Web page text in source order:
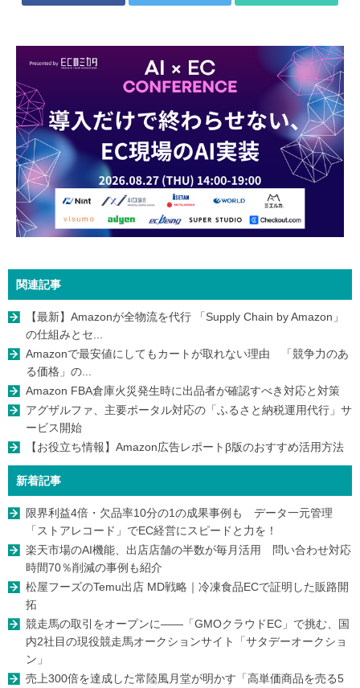
関連記事
【最新】Amazonが全物流を代行 「Supply Chain by Amazon」
の仕組みとセ...
Amazonで最安値にしてもカートが取れない理由 「競争力のあ
る価格」の...
Amazon FBA倉庫火災発生時に出品者が確認すべき対応と対策
アグザルファ、主要ポータル対応の「ふるさと納税運用代行」サ
ービス開始
【お役立ち情報】Amazon広告レポートβ版のおすすめ活用方法
新着記事
限界利益4倍・欠品率10分の1の成果事例も データ一元管理
「ストアレコード」でEC経営にスピードと力を！
楽天市場のAI機能、出店店舗の半数が毎月活用 問い合わせ対応
時間70％削減の事例も紹介
松屋フーズのTemu出店 MD戦略｜冷凍食品ECで証明した販路開
拓
競走馬の取引をオープンに――「GMOクラウドEC」で挑む、国
内2社目の現役競走馬オークションサイト「サタデーオークショ
ン」
売上300倍を達成した常陸風月堂が明かす「高単価商品を売る5